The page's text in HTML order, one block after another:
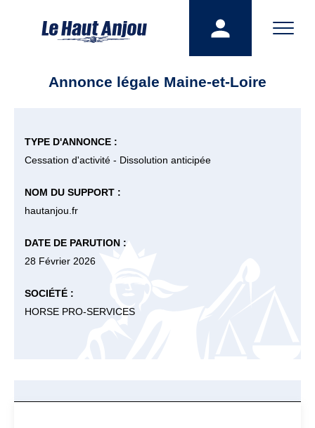
Annonce légale Maine-et-Loire
TYPE D'ANNONCE :
Cessation d'activité - Dissolution anticipée
NOM DU SUPPORT :
hautanjou.fr
DATE DE PARUTION :
28 Février 2026
SOCIÉTÉ :
HORSE PRO-SERVICES